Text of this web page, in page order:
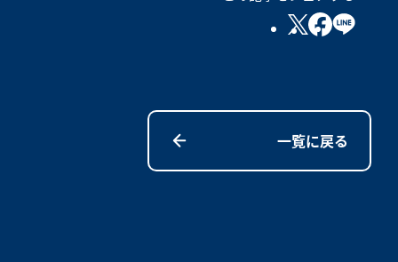
一覧に戻る